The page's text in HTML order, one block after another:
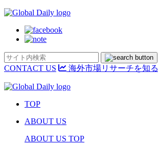
CONTACT US 海外市場リサーチを知る
TOP
ABOUT US
ABOUT US TOP